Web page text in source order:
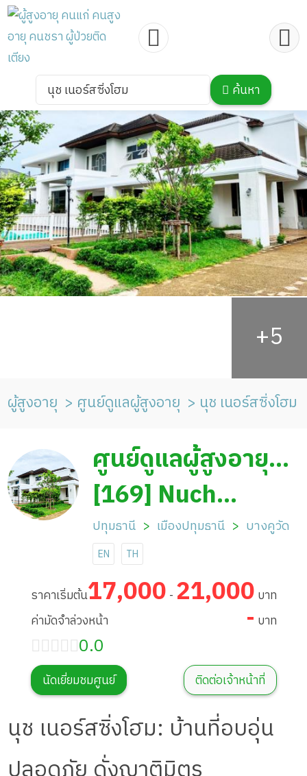
นุช เนอร์สซิ่งโฮม ค้นหา
ผู้สูงอายุ ศูนย์ดูแลผู้สูงอายุ นุช เนอร์สซิ่งโฮม
ศูนย์ดูแลผู้สูงอายุ
นุช เนอร์สซิ่งโฮม
[169] Nuch
Nursing Home
ปทุมธานี เมืองปทุมธานี บางคูวัด
EN TH
ราคาเริ่มต้น17,000 - 21,000 บาท
ค่ามัดจำล่วงหน้า
- บาท
0.0
นัดเยี่ยมชมศูนย์ ติดต่อเจ้าหน้าที่
นุช เนอร์สซิ่งโฮม: บ้านที่อบอุ่น